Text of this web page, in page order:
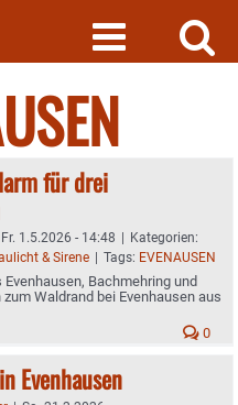
für drei
Fr. 1.5.2026 - 14:48 | Kategorien:
& Sirene | Tags: EVENAUSEN
Evenhausen, Bachmehring und
Waldrand bei Evenhausen aus
0
Evenhausen